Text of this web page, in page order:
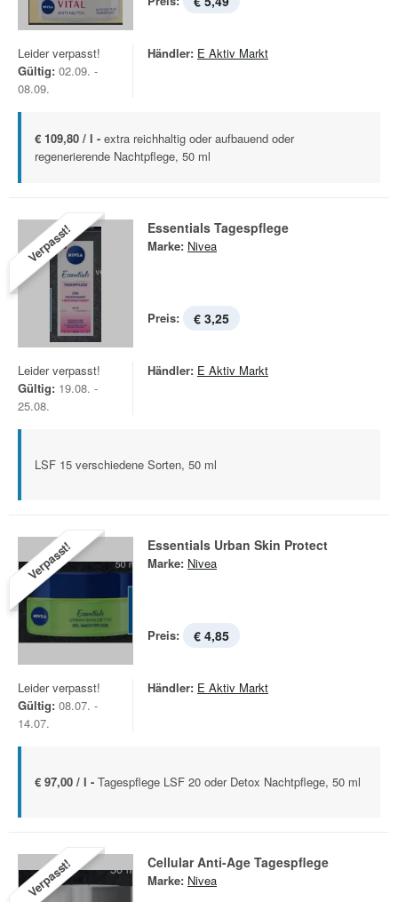
Leider verpasst!
Gültig: 02.09. -
08.09.
Händler: E Aktiv Markt
€ 109,80 / l - extra reichhaltig oder aufbauend oder
regenerierende Nachtpflege, 50 ml
Verpasst! Essentials Tagespflege
Marke: Nivea
Preis: € 3,25
Leider verpasst!
Gültig: 19.08. -
25.08.
Händler: E Aktiv Markt
LSF 15 verschiedene Sorten, 50 ml
Verpasst! Essentials Urban Skin Protect
Marke: Nivea
Preis: € 4,85
Leider verpasst!
Gültig: 08.07. -
14.07.
Händler: E Aktiv Markt
€ 97,00 / l - Tagespflege LSF 20 oder Detox Nachtpflege, 50 ml
Verpasst! Cellular Anti-Age Tagespflege
Marke: Nivea